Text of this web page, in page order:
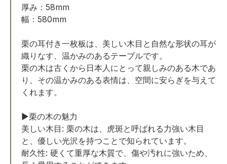
厚み：58mm
幅：580mm
栗の耳付き一枚板は、美しい木目と自然な形状の耳が
織りなす、温かみのあるテーブルです。
栗の木は古くから日本人にとって親しみのある木であ
り、その温かみのある表情は、空間に安らぎを与えて
くれます。
▶栗の木の魅力
美しい木目: 栗の木は、虎斑と呼ばれる力強い木目
と、優しい光沢を持つことで知られています。
耐久性: 硬くて重厚な木質で、傷や汚れに強いため、